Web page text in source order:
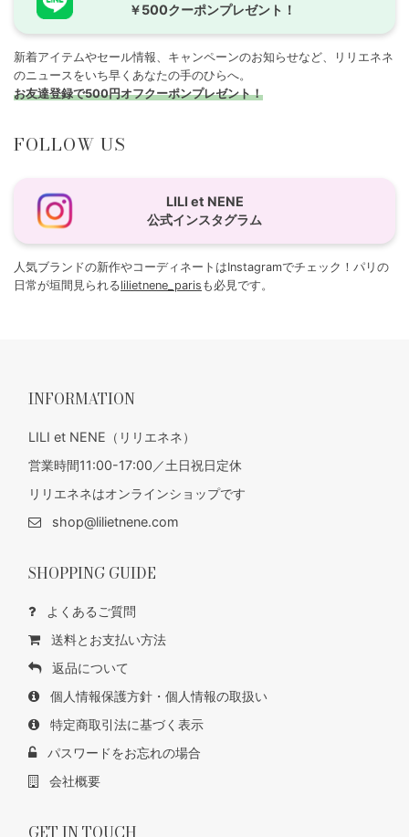
￥500クーポンプレゼント！
新着アイテムやセール情報、キャンペーンのお知らせなど、リリエネネ
のニュースをいち早くあなたの手のひらへ。
お友達登録で500円オフクーポンプレゼント！
FOLLOW US
LILI et NENE
公式インスタグラム
人気ブランドの新作やコーディネートはInstagramでチェック！パリの
日常が垣間見られるlilietnene_paris も必見です。
INFORMATION
LILI et NENE（リリエネネ）
営業時間11:00-17:00／土日祝日定休
リリエネネはオンラインショップです
shop@lilietnene.com
SHOPPING GUIDE
よくあるご質問
送料とお支払い方法
返品について
個人情報保護方針・個人情報の取扱い
特定商取引法に基づく表示
パスワードをお忘れの場合
会社概要
GET IN TOUCH